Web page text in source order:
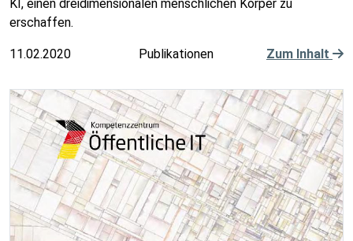
KI, einen dreidimensionalen menschlichen Körper zu
erschaffen.
11.02.2020 Publikationen Zum Inhalt